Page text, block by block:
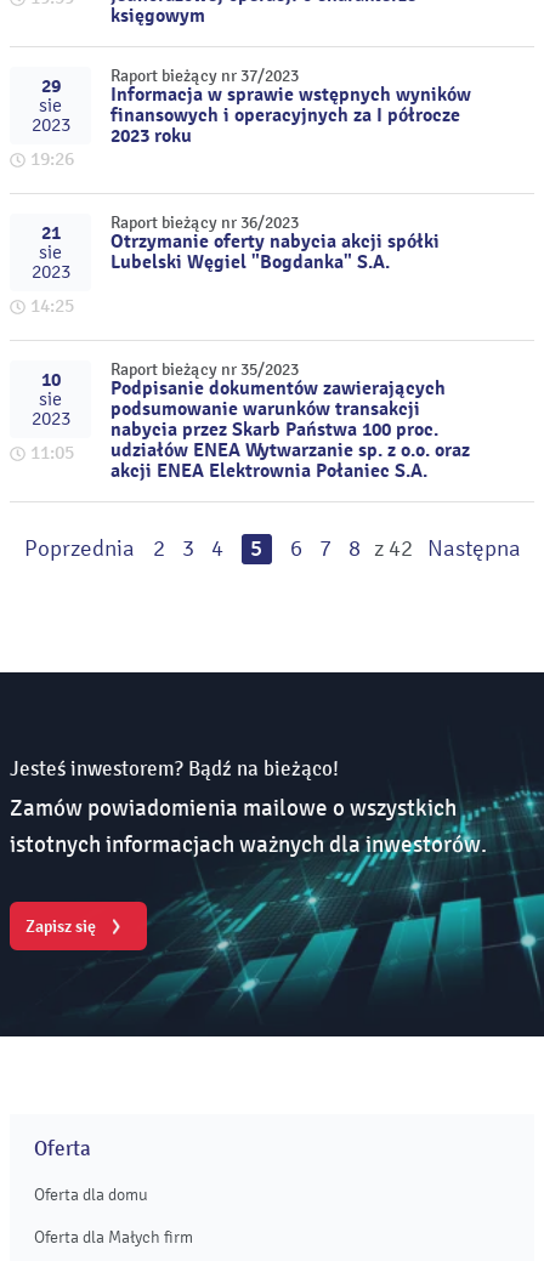
księgowym
29
sie
2023
19:26
Raport bieżący nr 37/2023
Informacja w sprawie wstępnych wyników
finansowych i operacyjnych za I półrocze
2023 roku
21
sie
2023
14:25
Raport bieżący nr 36/2023
Otrzymanie oferty nabycia akcji spółki
Lubelski Węgiel "Bogdanka" S.A.
10
sie
2023
11:05
Raport bieżący nr 35/2023
Podpisanie dokumentów zawierających
podsumowanie warunków transakcji
nabycia przez Skarb Państwa 100 proc.
udziałów ENEA Wytwarzanie sp. z o.o. oraz
akcji ENEA Elektrownia Połaniec S.A.
Poprzednia 2 3 4 5 6 7 8 z 42 Następna
Jesteś inwestorem? Bądź na bieżąco!
Zamów powiadomienia mailowe o wszystkich
istotnych informacjach ważnych dla inwestorów.
Zapisz się
Oferta
Oferta dla domu
Oferta dla Małych firm